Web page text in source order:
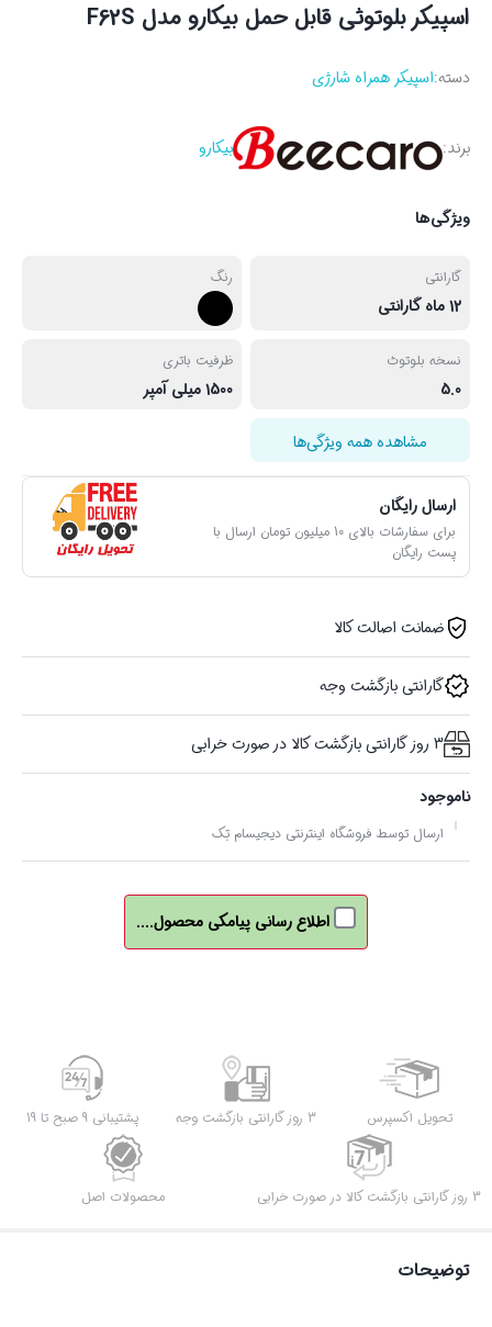
اسپیکر بلوتوثی قابل حمل بیکارو مدل F62S
دسته:اسپیکر همراه شارژی
برند: بیکارو
ویژگی‌ها
گارانتی
12 ماه گارانتی
رنگ
نسخه بلوتوث
5.0
ظرفیت باتری
1500 میلی آمپر
مشاهده همه ویژگی‌ها
ارسال رایگان
برای سفارشات بالای 10 میلیون تومان ارسال با
پست رایگان
ضمانت اصالت کالا
گارانتی بازگشت وجه
3 روز گارانتی بازگشت کالا در صورت خرابی
ناموجود
ارسال توسط فروشگاه اینترنتی دیجیسام تِک
اطلاع رسانی پیامکی محصول....
تحویل اکسپرس 3 روز گارانتی بازگشت وجه پشتیبانی 9 صبح تا 19
3 روز گارانتی بازگشت کالا در صورت خرابی محصولات اصل
توضیحات